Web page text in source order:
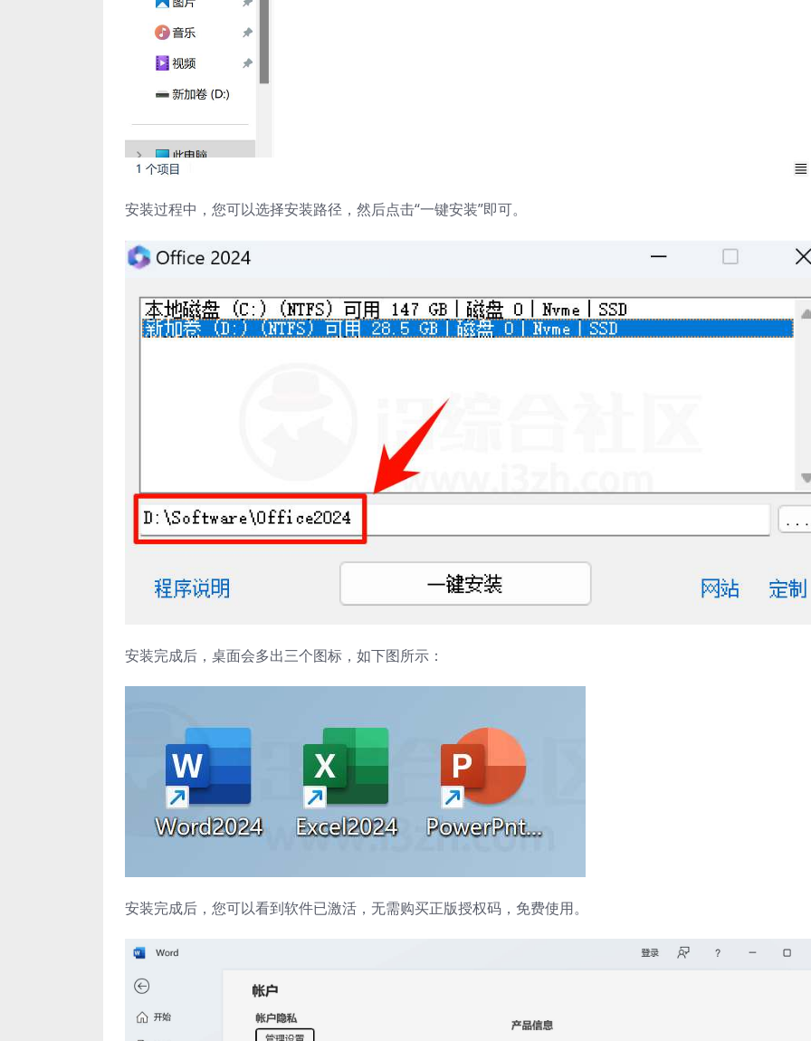
安装过程中，您可以选择安装路径，然后点击“一键安装”即可。
安装完成后，桌面会多出三个图标，如下图所示：
安装完成后，您可以看到软件已激活，无需购买正版授权码，免费使用。